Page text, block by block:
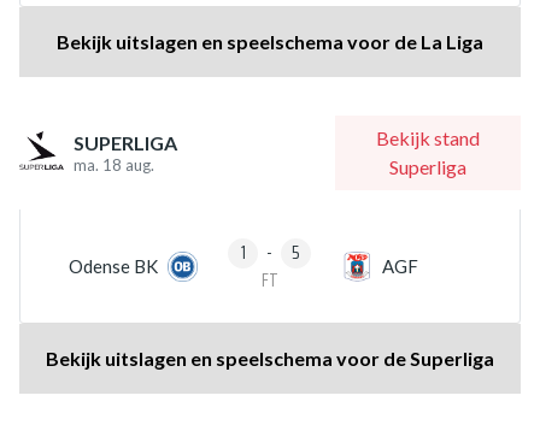
Bekijk uitslagen en speelschema voor de La Liga
SUPERLIGA
ma. 18 aug.
Bekijk stand
Superliga
Odense BK 1 -
5
FT
AGF
Bekijk uitslagen en speelschema voor de Superliga